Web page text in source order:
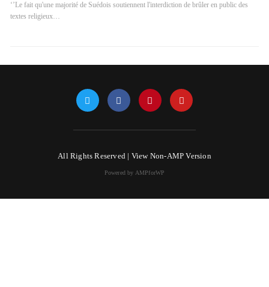
‘’Le fait qu'une majorité de Suédois soutiennent l'interdiction de brûler en public des
textes religieux…
All Rights Reserved | View Non-AMP Version
Powered by AMPforWP